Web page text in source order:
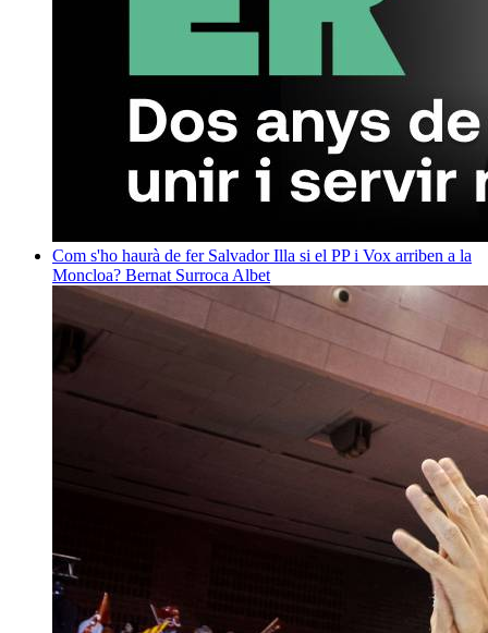
Com s'ho haurà de fer Salvador Illa si el PP i Vox arriben a la
Moncloa? Bernat Surroca Albet